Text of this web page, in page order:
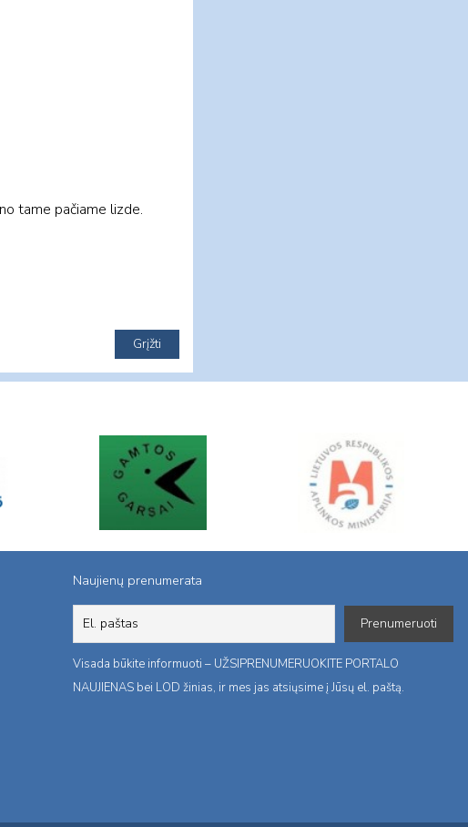
tame pačiame lizde.
Naujienų prenumerata
Visada būkite informuoti – UŽSIPRENUMERUOKITE PORTALO
NAUJIENAS bei LOD žinias, ir mes jas atsiųsime į Jūsų el. paštą.